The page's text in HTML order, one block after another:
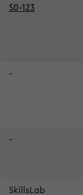
S0-123
-
-
SkillsLab